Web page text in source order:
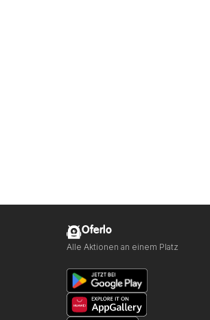
Oferlo
Alle Aktionen an einem Platz